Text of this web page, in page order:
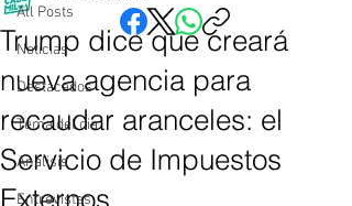
All Posts
Noticias
Destacados
Tema del dia
Analisis
Entrevistas
Trump dice que creará
nueva agencia para
recaudar aranceles: el
Servicio de Impuestos